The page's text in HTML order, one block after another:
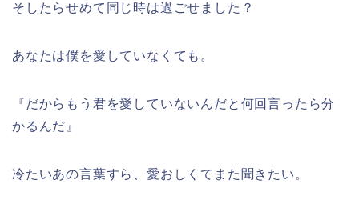
そしたらせめて同じ時は過ごせました？
あなたは僕を愛していなくても。
『だからもう君を愛していないんだと何回言ったら分
かるんだ』
冷たいあの言葉すら、愛おしくてまた聞きたい。